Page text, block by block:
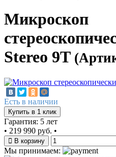
Микроскоп
Stereo 9T
Есть в наличии
Купить в 1 клик
Гарантия: 5 лет
• 219 990 руб. •
В корзину
Мы принимаем: